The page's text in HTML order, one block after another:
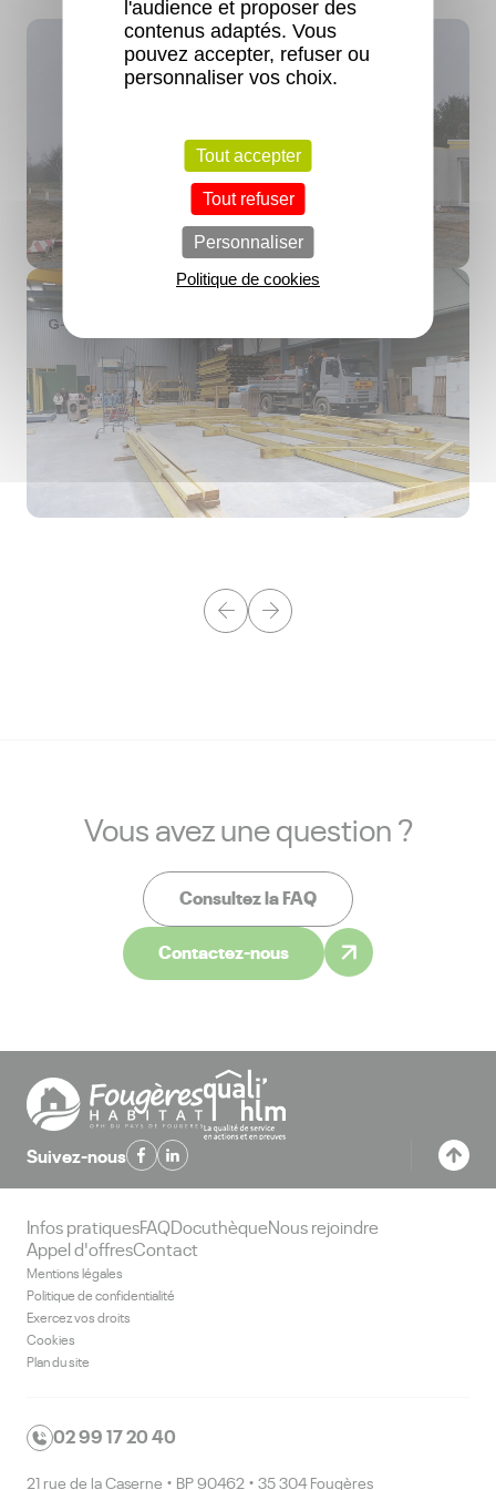
Vous avez une question ?
Consultez la FAQ
Contactez-nous
Suivez-nous
Infos pratiquesFAQDocuthèqueNous rejoindre
Appel d'offresContact
Mentions légales
Politique de confidentialité
Exercez vos droits
Cookies
Plan du site
02 99 17 20 40
21 rue de la Caserne • BP 90462 • 35 304 Fougères
l'audience et proposer des
contenus adaptés. Vous
pouvez accepter, refuser ou
personnaliser vos choix.
Tout accepter
Tout refuser
Personnaliser
Politique de cookies